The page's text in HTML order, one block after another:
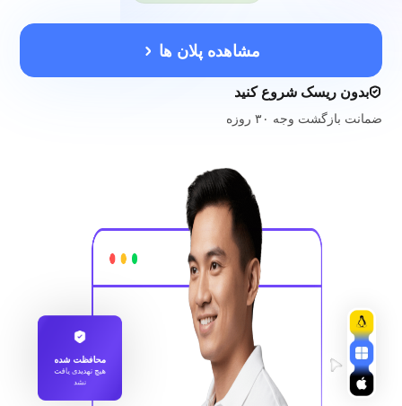
مشاهده پلان ها
بدون ریسک شروع کنید
ضمانت بازگشت وجه ۳۰ روزه
محافظت شده
هیچ تهدیدی یافت
نشد